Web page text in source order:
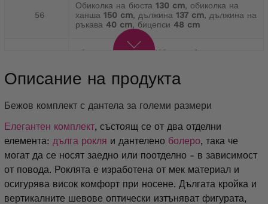
56
Обиколка на бюста 130 cm, обиколка на
ханша 150 cm, дължина 137 cm, дължина на
ръкава 40 cm, бицепси 48 cm
обиколка на бюста 132 cm
, обиколка на
60
ханша 160 cm, дължина 139 cm, дължина на
62
обиколка на бюста 144 cm, обиколка на
ханша 164 cm, дължина 140 cm, дължина на
ръкава 42 cm, бицепси 54 cm
Обиколка на бюста 148 cm, обиколка на
Описание на продукта
Бежов комплект с дантела за големи размери
Елегантен комплект, състоящ се от два отделни
елемента: дълга рокля и дантелено болеро, така че
могат да се носят заедно или поотделно - в зависимост
от повода. Роклята е изработена от мек материал и
осигурява висок комфорт при носене. Дългата кройка и
вертикалните шевове оптически изтъняват фигурата,